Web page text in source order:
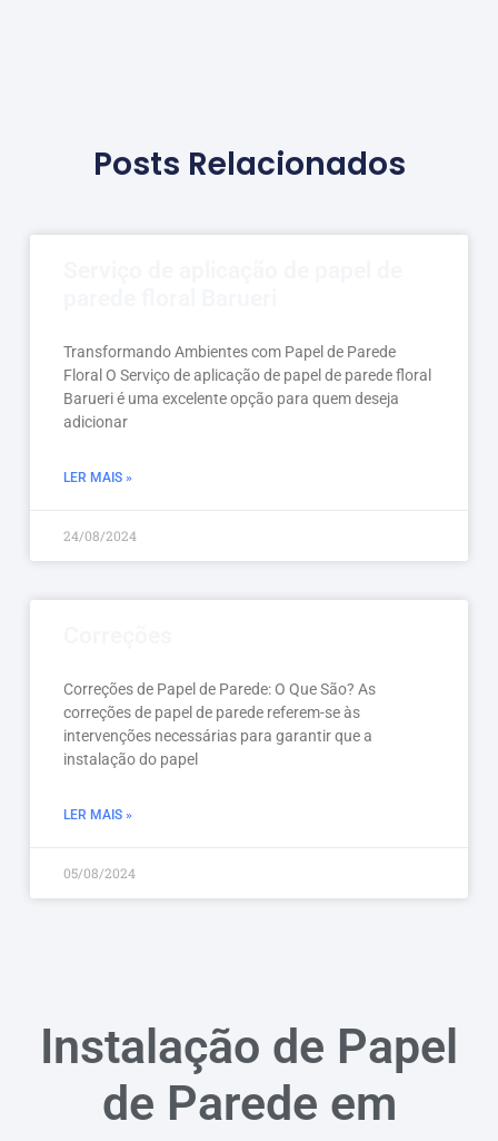
Posts Relacionados
Transformando Ambientes com Papel de Parede
Floral O Serviço de aplicação de papel de parede floral
Barueri é uma excelente opção para quem deseja
adicionar
LER MAIS »
24/08/2024
Correções de Papel de Parede: O Que São? As
correções de papel de parede referem-se às
intervenções necessárias para garantir que a
instalação do papel
LER MAIS »
05/08/2024
Instalação de Papel
de Parede em